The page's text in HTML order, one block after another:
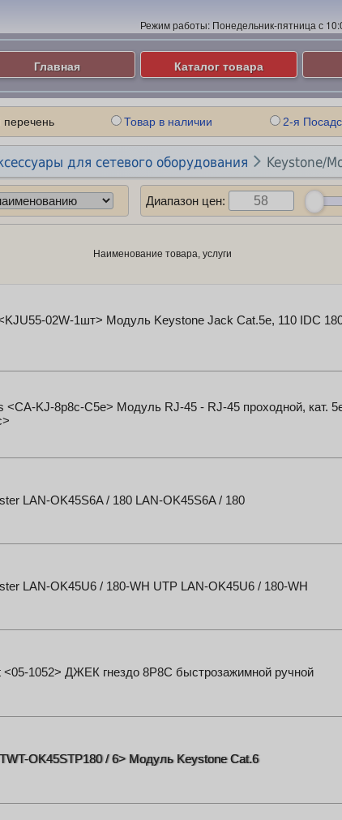
Режим работы: Понедельник-пятница с
Главная Каталог товара
Товар в наличии 2-я
для сетевого оборудования  Keystone/
Диапазон цен:
Наименование товара, услуги
02W-1шт> Модуль Keystone Jack Cat.5e, 110 IDC
<CA-KJ-8p8c-C5e> Модуль RJ-45 - RJ-45 проходной, кат.
LAN-OK45S6A / 180 LAN-OK45S6A / 180
LAN-OK45U6 / 180-WH UTP LAN-OK45U6 / 180-WH
<05-1052> ДЖЕК гнездо 8Р8С быстрозажимной ручной
OK45STP180 / 6> Модуль Keystone Cat.6